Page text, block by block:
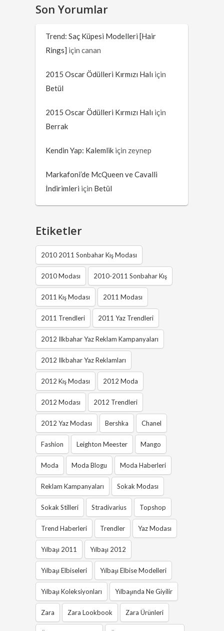
Son Yorumlar
Trend: Saç Küpesi Modelleri [Hair
Rings] içincanan
2015 Oscar Ödülleri Kırmızı Halı için
Betül
2015 Oscar Ödülleri Kırmızı Halı için
Berrak
Kendin Yap: Kalemlik için zeynep
Markafoni’de McQueen ve Cavalli
İndirimleri için Betül
Etiketler
2010 2011 Sonbahar Kış Modası
2010 Modası 2010-2011 Sonbahar Kış
2011 Kış Modası 2011 Modası
2011 Trendleri 2011 Yaz Trendleri
2012 Ilkbahar Yaz Reklam Kampanyaları
2012 Ilkbahar Yaz Reklamları
2012 Kış Modası 2012 Moda
2012 Modası 2012 Trendleri
2012 Yaz Modası Bershka Chanel
Fashion Leighton Meester Mango
Moda Moda Blogu Moda Haberleri
Reklam Kampanyaları Sokak Modası
Sokak Stilleri Stradivarius Topshop
Trend Haberleri Trendler Yaz Modası
Yılbaşı 2011 Yılbaşı 2012
Yılbaşı Elbiseleri Yılbaşı Elbise Modelleri
Yılbaşı Koleksiyonları Yılbaşında Ne Giyilir
Zara Zara Lookbook Zara Ürünleri